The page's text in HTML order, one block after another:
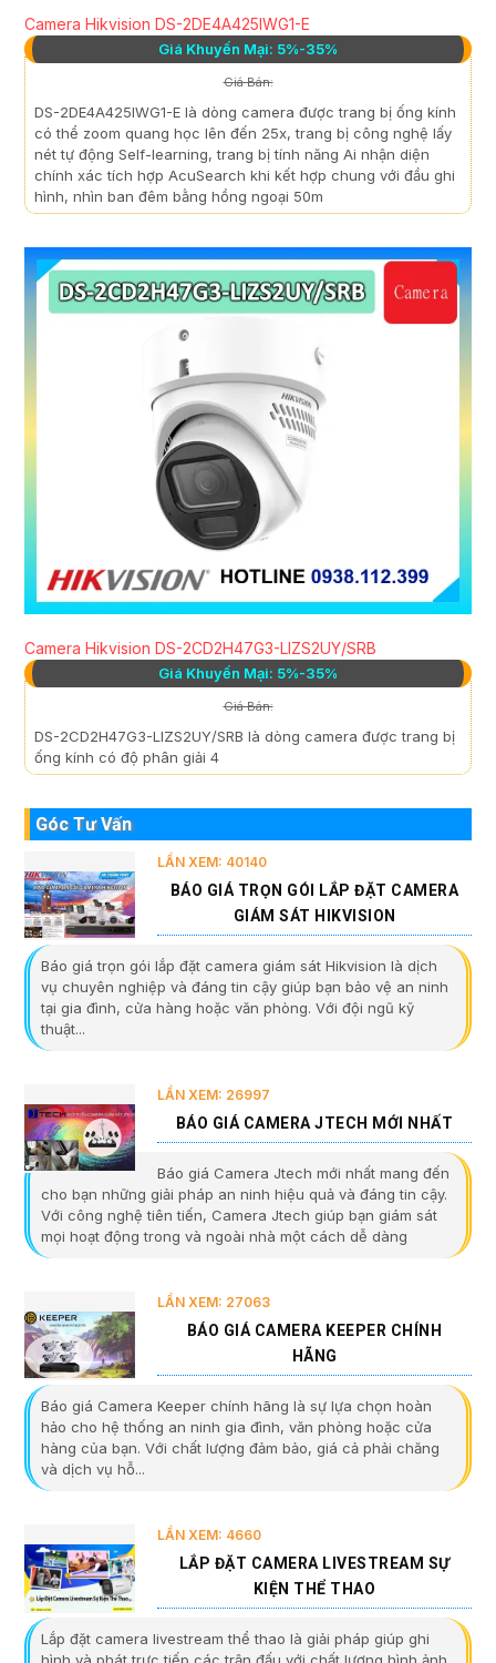
Camera Hikvision DS-2DE4A425IWG1-E
Giá Khuyến Mại: 5%-35%
Giá Bán:
DS-2DE4A425IWG1-E là dòng camera được trang bị ống kính
có thể zoom quang học lên đến 25x, trang bị công nghệ lấy
nét tự động Self-learning, trang bị tính năng Ai nhận diện
chính xác tích hợp AcuSearch khi kết hợp chung với đầu ghi
hình, nhìn ban đêm bằng hồng ngoại 50m
Camera Hikvision DS-2CD2H47G3-LIZS2UY/SRB
Giá Khuyến Mại: 5%-35%
Giá Bán:
DS-2CD2H47G3-LIZS2UY/SRB là dòng camera được trang bị
ống kính có độ phân giải 4
Góc Tư Vấn
LẦN XEM: 40140
BÁO GIÁ TRỌN GÓI LẮP ĐẶT CAMERA
GIÁM SÁT HIKVISION
Báo giá trọn gói lắp đặt camera giám sát Hikvision là dịch
vụ chuyên nghiệp và đáng tin cậy giúp bạn bảo vệ an ninh
tại gia đình, cửa hàng hoặc văn phòng. Với đội ngũ kỹ
thuật...
LẦN XEM: 26997
BÁO GIÁ CAMERA JTECH MỚI NHẤT
Báo giá Camera Jtech mới nhất mang đến
cho bạn những giải pháp an ninh hiệu quả và đáng tin cậy.
Với công nghệ tiên tiến, Camera Jtech giúp bạn giám sát
mọi hoạt động trong và ngoài nhà một cách dễ dàng
LẦN XEM: 27063
BÁO GIÁ CAMERA KEEPER CHÍNH
HÃNG
Báo giá Camera Keeper chính hãng là sự lựa chọn hoàn
hảo cho hệ thống an ninh gia đình, văn phòng hoặc cửa
hàng của bạn. Với chất lượng đảm bảo, giá cả phải chăng
và dịch vụ hỗ...
LẦN XEM: 4660
LẮP ĐẶT CAMERA LIVESTREAM SỰ
KIỆN THỂ THAO
Lắp đặt camera livestream thể thao là giải pháp giúp ghi
hình và phát trực tiếp các trận đấu với chất lượng hình ảnh